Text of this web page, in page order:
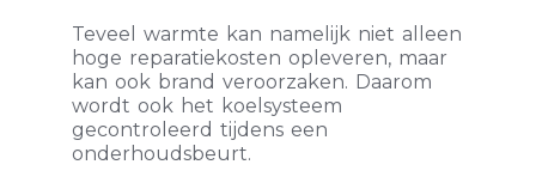
Teveel warmte kan namelijk niet alleen
hoge reparatiekosten opleveren, maar
kan ook brand veroorzaken. Daarom
wordt ook het koelsysteem
gecontroleerd tijdens een
onderhoudsbeurt.